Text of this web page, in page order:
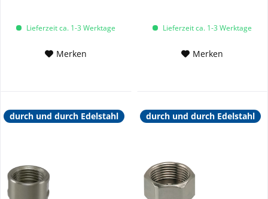
Lieferzeit ca. 1-3 Werktage
Merken
Lieferzeit ca. 1-3 Werktage
Merken
durch und durch Edelstahl durch und durch Edelstahl